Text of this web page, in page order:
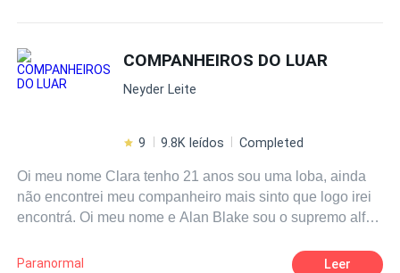
e de sua família o mais escondido que pode começando
assim uma amizade que veio a se transformar em algo a
mais no coração de ambos, mas num belo dia Ayla acaba
transforma em sua frente revelando todos os seus
e numa corda bamba.
COMPANHEIROS DO LUAR
Neyder Leite
9 9.8K leídos Completed
Oi meu nome Clara tenho 21 anos sou uma loba, ainda
não encontrei meu companheiro mais sinto que logo irei
encontrá. Oi meu nome e Alan Blake sou o supremo alfa
principal que eu moro chama lua negra. Este e o primeiro
Paranormal Leer